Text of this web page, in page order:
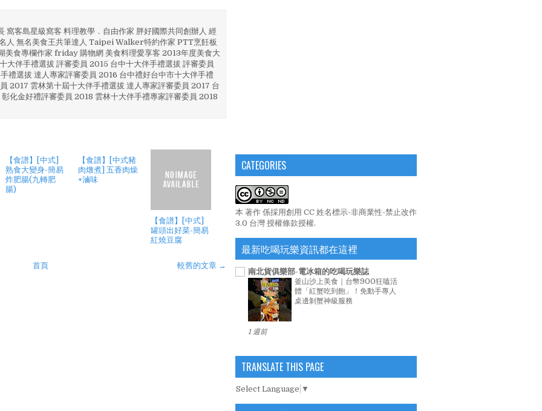
窩客島星級窩客 料理教學．自由作家 胖好國際共同創辦人 經
人 無名美食王共筆達人 Taipei Walker特約作家 PTT烹飪板
美食專欄作家 friday 購物網 美食料理愛享客 2013年度美食大
伴手禮選拔 評審委員 2015 台中十大伴手禮選拔 評審委員
禮選拔 達人專家評審委員 2016 台中禮好台中市十大伴手禮
2017 雲林第十屆十大伴手禮選拔 達人專家評審委員 2017 台
化金好禮評審委員 2018 雲林十大伴手禮專家評審委員 2018
【食譜】[中式]
熟食大變身-簡易
炸肥腸(九轉肥
腸)
【食譜】[中式豬
肉燉煮] 五香肉燥
+滷味
【食譜】[中式]
罐頭出好菜-簡易
紅燒豆腐
較舊的文章 →
首頁
CATEGORIES
本 著作 係採用創用 CC 姓名標示-非商業性-禁止改作
3.0 台灣 授權條款授權.
最新吃喝玩樂資訊都在這裡
南北貨俱樂部-電冰箱的吃喝玩樂誌
釜山沙上美食｜台幣900狂嗑活
體「紅蟹吃到飽」！免動手專人
桌邊剝蟹神級服務
1 週前
TRANSLATE THIS PAGE
Select Language ▼